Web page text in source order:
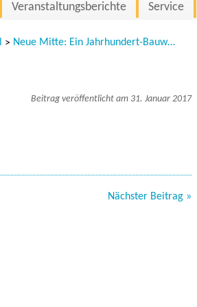
Veranstaltungsberichte Service
> Neue Mitte: Ein Jahrhundert-Bauwerk
Beitrag veröffentlicht am 31. Januar 2017
Nächster Beitrag »